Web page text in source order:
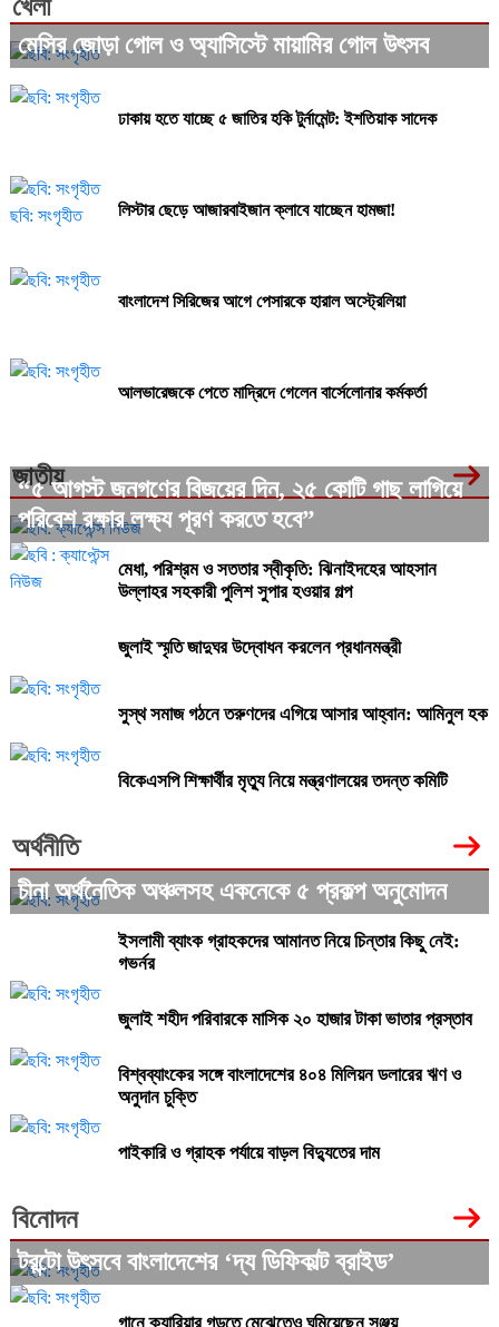
খেলা
মেসির জোড়া গোল ও অ্যাসিস্টে মায়ামির গোল উৎসব
ঢাকায় হতে যাচ্ছে ৫ জাতির হকি টুর্নামেন্ট: ইশতিয়াক সাদেক
লিস্টার ছেড়ে আজারবাইজান ক্লাবে যাচ্ছেন হামজা!
বাংলাদেশ সিরিজের আগে পেসারকে হারাল অস্ট্রেলিয়া
আলভারেজকে পেতে মাদ্রিদে গেলেন বার্সেলোনার কর্মকর্তা
জাতীয়
“৫ আগস্ট জনগণের বিজয়ের দিন, ২৫ কোটি গাছ লাগিয়ে
পরিবেশ রক্ষার লক্ষ্য পূরণ করতে হবে”
মেধা, পরিশ্রম ও সততার স্বীকৃতি: ঝিনাইদহের আহসান
উল্লাহর সহকারী পুলিশ সুপার হওয়ার গল্প
জুলাই স্মৃতি জাদুঘর উদ্বোধন করলেন প্রধানমন্ত্রী
সুস্থ সমাজ গঠনে তরুণদের এগিয়ে আসার আহ্বান: আমিনুল হক
বিকেএসপি শিক্ষার্থীর মৃত্যু নিয়ে মন্ত্রণালয়ের তদন্ত কমিটি
অর্থনীতি
চীনা অর্থনৈতিক অঞ্চলসহ একনেকে ৫ প্রকল্প অনুমোদন
ইসলামী ব্যাংক গ্রাহকদের আমানত নিয়ে চিন্তার কিছু নেই:
গভর্নর
জুলাই শহীদ পরিবারকে মাসিক ২০ হাজার টাকা ভাতার প্রস্তাব
বিশ্বব্যাংকের সঙ্গে বাংলাদেশের ৪০৪ মিলিয়ন ডলারের ঋণ ও
অনুদান চুক্তি
পাইকারি ও গ্রাহক পর্যায়ে বাড়ল বিদ্যুতের দাম
বিনোদন
টরন্টো উৎসবে বাংলাদেশের ‘দ্য ডিফিকাল্ট ব্রাইড’